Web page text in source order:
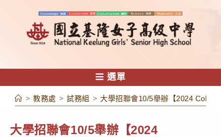
容
選單
> 教務處 > 試務組 > 大學招聯會10/5舉辦【2024
大學招聯會10/5舉辦【2024